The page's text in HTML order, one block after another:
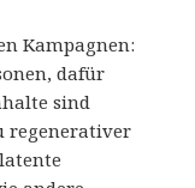
Kampagnen:
dafür
sind
regenerativer